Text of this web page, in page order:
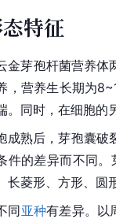
特征
金芽孢杆菌营养
，营养生长期为
。同时，在细胞的
成熟后，芽孢囊破
件的差异而不同
、长菱形、方形、
同亚种有差异。以